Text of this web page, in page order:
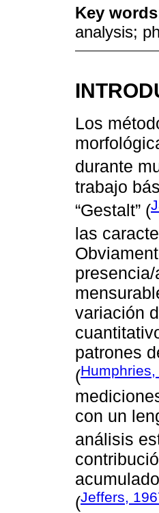
Key
analysis;
Los
durante
trabajo
“Gestalt” (
las
variación
patrones
(Humphries,
con un
análisis
(Jeffers,